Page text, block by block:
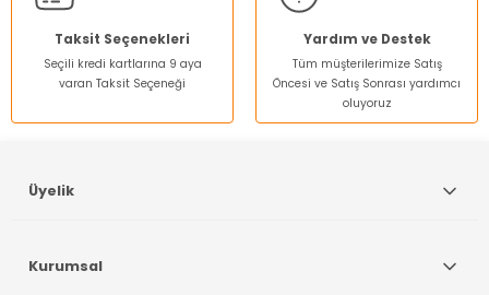
Bu ürüne benzer farklı alternatifler olmalı.
Taksit Seçenekleri
Seçili kredi kartlarına 9 aya
varan Taksit Seçeneği
Yardım ve Destek
Tüm müşterilerimize Satış
Öncesi ve Satış Sonrası yardımcı
oluyoruz
Üyelik
Kurumsal